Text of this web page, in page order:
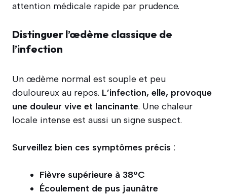
attention médicale rapide par prudence.
Distinguer l’œdème classique de
l’infection
Un œdème normal est souple et peu
douloureux au repos. L’infection, elle, provoque
une douleur vive et lancinante. Une chaleur
locale intense est aussi un signe suspect.
Surveillez bien ces symptômes précis :
Fièvre supérieure à 38°C
Écoulement de pus jaunâtre